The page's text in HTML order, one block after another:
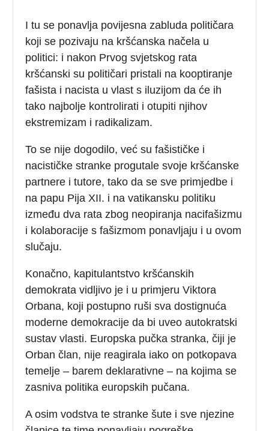
I tu se ponavlja povijesna zabluda političara
koji se pozivaju na kršćanska načela u
politici: i nakon Prvog svjetskog rata
kršćanski su političari pristali na kooptiranje
fašista i nacista u vlast s iluzijom da će ih
tako najbolje kontrolirati i otupiti njihov
ekstremizam i radikalizam.
To se nije dogodilo, već su fašističke i
nacističke stranke progutale svoje kršćanske
partnere i tutore, tako da se sve primjedbe i
na papu Pija XII. i na vatikansku politiku
između dva rata zbog neopiranja nacifašizmu
i kolaboracije s fašizmom ponavljaju i u ovom
slučaju.
Konačno, kapitulantstvo kršćanskih
demokrata vidljivo je i u primjeru Viktora
Orbana, koji postupno ruši sva dostignuća
moderne demokracije da bi uveo autokratski
sustav vlasti. Europska pučka stranka, čiji je
Orban član, nije reagirala iako on potkopava
temelje – barem deklarativne – na kojima se
zasniva politika europskih pučana.
A osim vodstva te stranke šute i sve njezine